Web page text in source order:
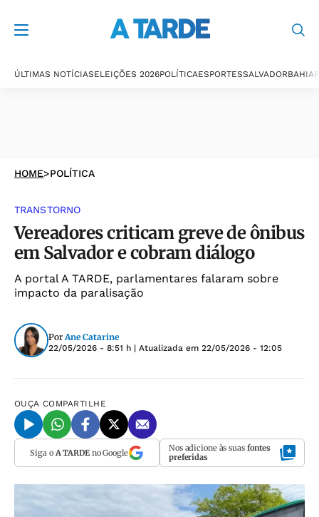
ÚLTIMAS NOTÍCIASELEIÇÕES 2026POLÍTICAESPORTESSALVADORBAHIA
HOME>POLÍTICA
TRANSTORNO
Vereadores criticam greve de ônibus
em Salvador e cobram diálogo
A portal A TARDE, parlamentares falaram sobre
impacto da paralisação
Por Ane Catarine
22/05/2026 - 8:51 h | Atualizada em 22/05/2026 - 12:05
OUÇA COMPARTILHE
Siga o A TARDEno Google Nos adicione às suas fontes
preferidas